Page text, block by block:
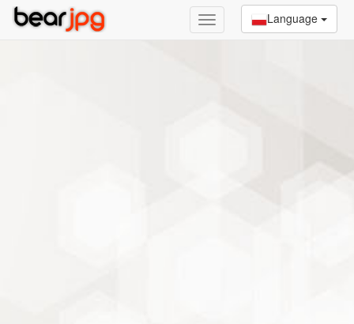
Language